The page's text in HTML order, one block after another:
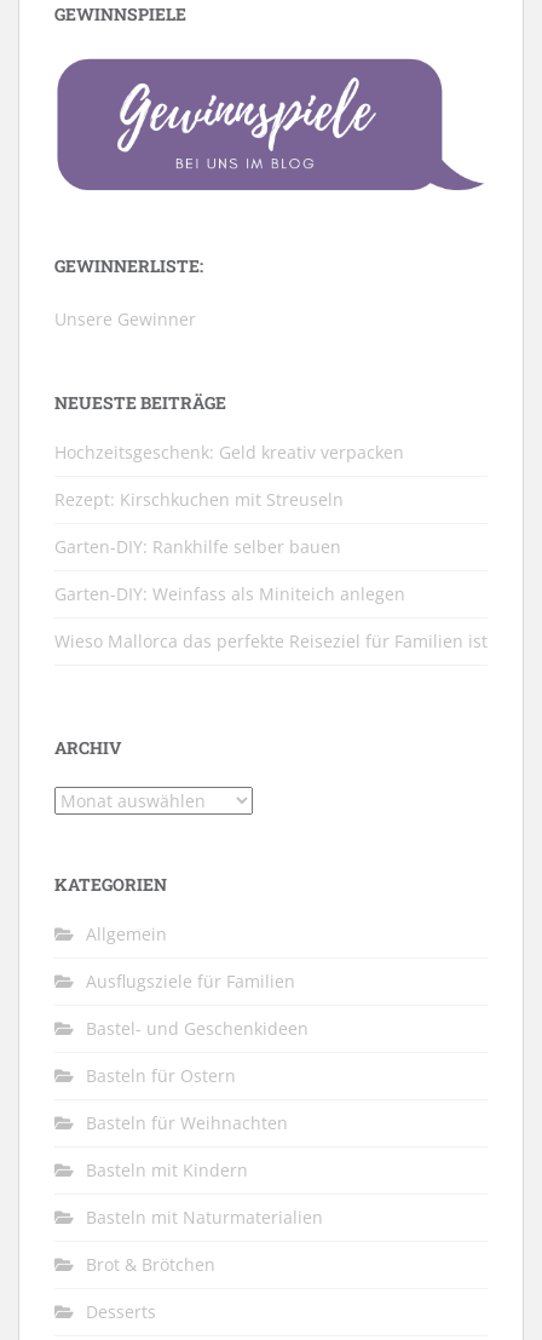
GEWINNSPIELE
GEWINNERLISTE:
Unsere Gewinner
NEUESTE BEITRÄGE
Hochzeitsgeschenk: Geld kreativ verpacken
Rezept: Kirschkuchen mit Streuseln
Garten-DIY: Rankhilfe selber bauen
Garten-DIY: Weinfass als Miniteich anlegen
Wieso Mallorca das perfekte Reiseziel für Familien ist
ARCHIV
Archiv
KATEGORIEN
Allgemein
Ausflugsziele für Familien
Bastel- und Geschenkideen
Basteln für Ostern
Basteln für Weihnachten
Basteln mit Kindern
Basteln mit Naturmaterialien
Brot & Brötchen
Desserts